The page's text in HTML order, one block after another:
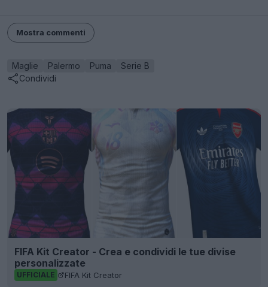
Mostra commenti
Maglie Palermo Puma
Serie B
Condividi
FIFA Kit Creator - Crea e condividi le tue divise
personalizzate
UFFICIALE FIFA Kit Creator